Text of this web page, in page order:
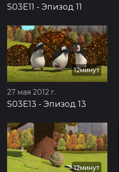
S03E11 - Эпизод 11
12минут
27 мая 2012 г.
S03E13 - Эпизод 13
12минут